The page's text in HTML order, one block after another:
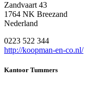
Zandvaart 43
1764 NK Breezand
Nederland
0223 522 344
http://koopman-en-co.nl/
Kantoor Tummers